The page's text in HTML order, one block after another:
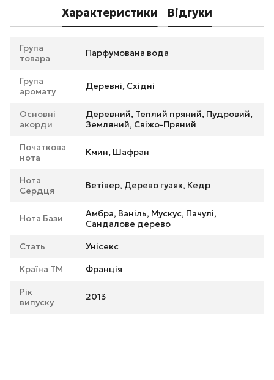
Характеристики Відгуки
Група
товара
Парфумована вода
Група
аромату
Деревні, Східні
Основні
акорди
Деревний, Теплий пряний, Пудровий,
Земляний, Свіжо-Пряний
Початкова
нота
Кмин, Шафран
Нота
Сердця
Ветівер, Дерево гуаяк, Кедр
Нота Бази
Амбра, Ваніль, Мускус, Пачулі,
Сандалове дерево
Стать Унісекс
Країна ТМ Франція
Рік
випуску
2013